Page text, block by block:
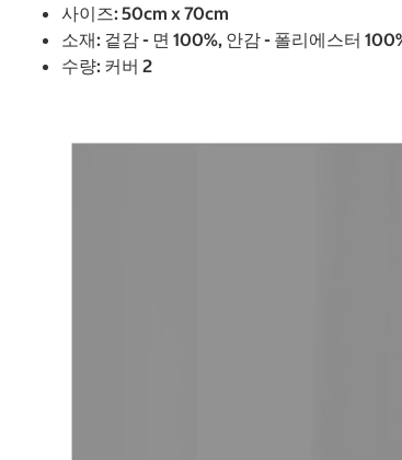
사이즈: 50cm x 70cm
소재: 겉감 - 면 100%, 안감 - 폴리에스터
수량: 커버 2